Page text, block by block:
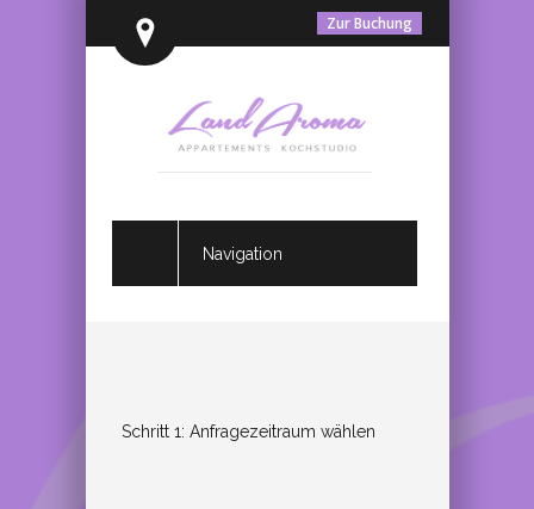
Zur Buchung
Navigation
Schritt 1: Anfragezeitraum wählen